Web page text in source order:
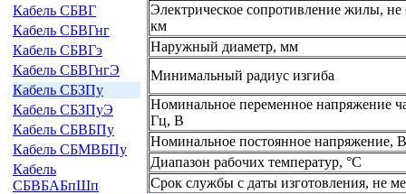
Кабель СБВГ
Кабель СБВГнг
Кабель СБВГэ
Кабель СБВГнгЭ
Кабель СБЗПу
Кабель СБЗПуЭ
Кабель СБВБПу
Кабель СБМВБПу
Кабель
СБВБАБпШп
Электрическое сопротивление жилы,
км
Наружный диаметр, мм
Минимальный радиус изгиба
Номинальное переменное напряжение
Гц, В
Номинальное постоянное напряжение, В
Диапазон рабочих температур, °C
Срок службы с даты изготовления, не